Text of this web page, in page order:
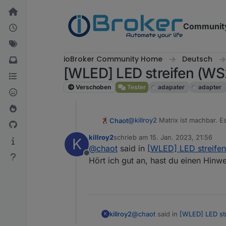
Weiter zum Inhalt
ioBroker Community Home Deutsch
[WLED] LED streifen
Verschoben Tester adapater adapter
Chaot@killroy2 Matrix ist machbar.
Ich habe mal grob etwas
ist. Mit dem ESP32 klappt es
Aktuell will ich eine Hälfte
Wichtig ist aber unbedingt ein
Geschichte ist nämlich, dass
funktionieren. Bei 1800 LEDS
Edit: Matrix geht ab V 0.14.x
K
Offline
killroy2schrieb am 15. Jan. 2023, 21:56
zuletzt editiert von
@chaot said in [WLED] LED
Hört ich gut an, hast du einen
K killroy2@chaot said in [WLED] LED